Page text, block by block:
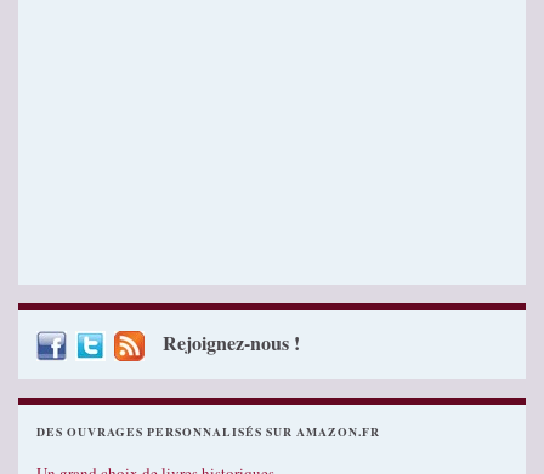
Rejoignez-nous !
DES OUVRAGES PERSONNALISÉS SUR AMAZON.FR